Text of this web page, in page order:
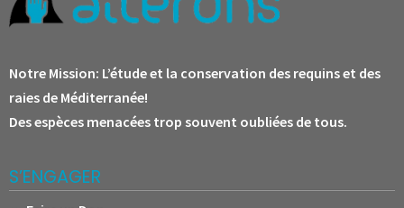
Notre Mission: L’étude et la conservation des requins et des
raies de Méditerranée!
Des espèces menacées trop souvent oubliées de tous.
S’ENGAGER